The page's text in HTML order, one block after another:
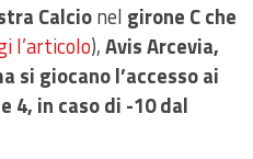
Calcionel girone C che
l’articolo),Avis Arcevia,
si giocano l’accesso ai
4, in caso di -10 dal